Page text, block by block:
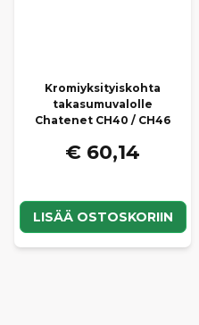
Kromiyksityiskohta
takasumuvalolle
Chatenet CH40 / CH46
€ 60,14
LISÄÄ OSTOSKORIIN